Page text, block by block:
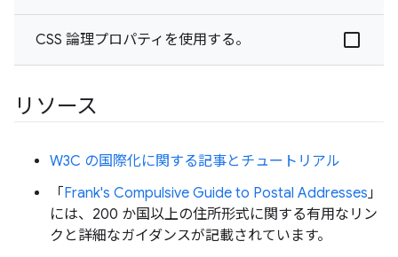
CSS 論理プロパティを使用する。
リソース
W3C の国際化に関する記事とチュートリアル
「 Frank's Compulsive Guide to Postal Addresses」
には、200 か国以上の住所形式に関する有用なリン
クと詳細なガイダンスが記載されています。